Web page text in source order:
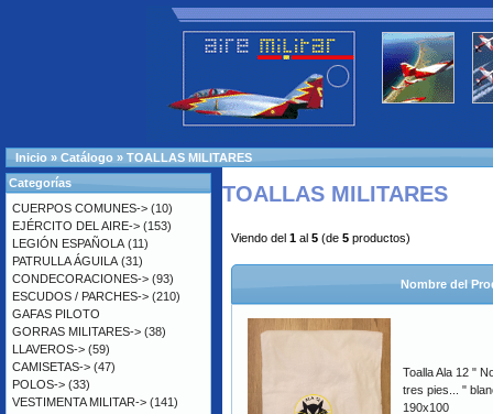
Inicio » Catálogo » TOALLAS MILITARES
TOALLAS MILITARES
Viendo del 1 al 5 (de 5 productos)
Nombre del
Toalla Ala 12 "
tres pies... "
190x100
Categorías
CUERPOS COMUNES-> (10)
EJÉRCITO DEL AIRE-> (153)
LEGIÓN ESPAÑOLA (11)
PATRULLA ÁGUILA (31)
CONDECORACIONES-> (93)
ESCUDOS / PARCHES-> (210)
GAFAS PILOTO
GORRAS MILITARES-> (38)
LLAVEROS-> (59)
CAMISETAS-> (47)
POLOS-> (33)
VESTIMENTA MILITAR-> (141)